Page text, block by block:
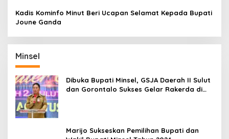
Kadis Kominfo Minut Beri Ucapan Selamat Kepada Bupati
Joune Ganda
Minsel
Dibuka Bupati Minsel, GSJA Daerah II Sulut
dan Gorontalo Sukses Gelar Rakerda di
Marijo Sukseskan Pemilihan Bupati dan